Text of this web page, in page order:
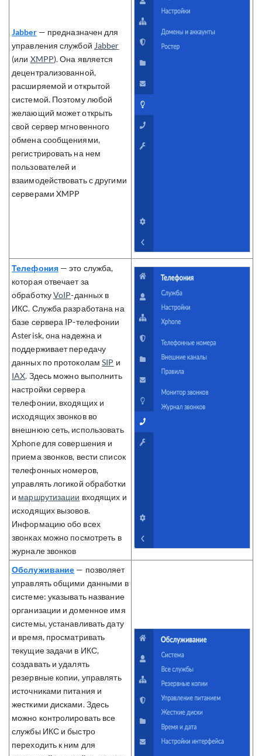
Jabber— предназначен для
управления службой Jabber
(или XMPP).Она является
децентрализованной,
расширяемой и открытой
системой. Поэтому любой
желающий может открыть
свой сервер мгновенного
обмена сообщениями,
регистрировать на нем
пользователей и
взаимодействовать с другими
серверами XMPP
Телефония — это служба,
которая отвечает за
обработкуVoIP-данных в
ИКС. Служба разработана на
базе сервера IP-телефонии
Asterisk, она надежна и
поддерживает передачу
данных по протоколамSIP и
IAX. Здесь можно выполнить
настройки сервера
телефонии, входящих и
исходящих звонков во
внешнюю сеть, использовать
Xphone для совершения и
приема звонков, вести список
телефонных номеров,
управлять логикой обработки
и маршрутизации входящих и
исходящих вызовов.
Информацию обо всех
звонках можно посмотреть в
журнале звонков
Обслуживание — позволяет
управлять общими данными в
системе: указывать название
организации и доменное имя
системы, устанавливать дату
и время, просматривать
текущие задачи в ИКС,
создавать и удалять
резервные копии, управлять
источниками питания и
жесткими дисками. Здесь
можно контролировать все
службы ИКС и быстро
переходить к ним для